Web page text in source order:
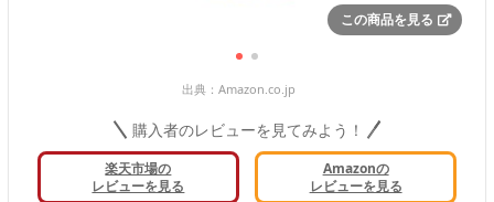
この商品を見る
出典： Amazon.co.jp
購入者のレビューを見てみよう！
楽天市場の
レビューを見る
Amazonの
レビューを見る